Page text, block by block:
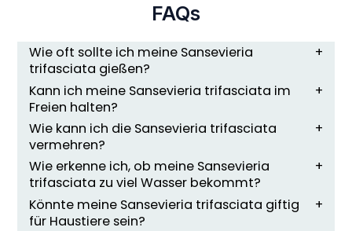
FAQs
Wie oft sollte ich meine Sansevieria
trifasciata gießen?
Kann ich meine Sansevieria trifasciata im
Freien halten?
Wie kann ich die Sansevieria trifasciata
vermehren?
Wie erkenne ich, ob meine Sansevieria
trifasciata zu viel Wasser bekommt?
Könnte meine Sansevieria trifasciata giftig
für Haustiere sein?